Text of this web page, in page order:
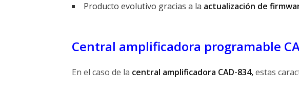
Producto evolutivo gracias a la actualización de
Central amplificadora programable
En el caso de la central amplificadora CAD-834,estas